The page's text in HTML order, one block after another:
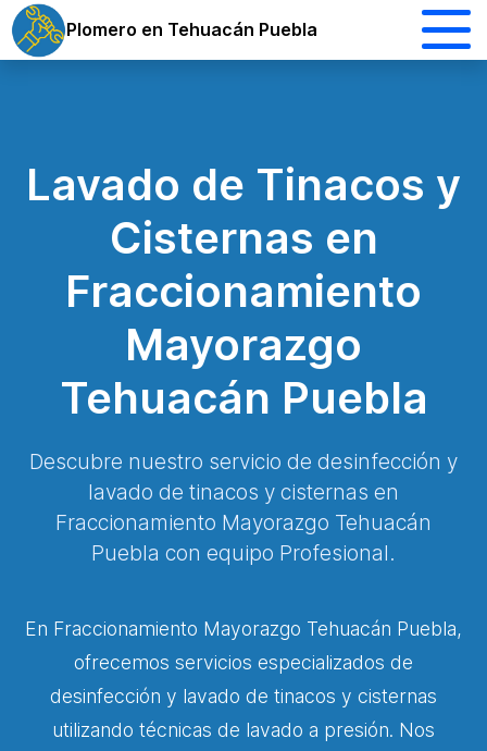
Plomero en Tehuacán Puebla
Lavado de Tinacos y
Cisternas en
Fraccionamiento
Mayorazgo
Tehuacán Puebla
Descubre nuestro servicio de desinfección y
lavado de tinacos y cisternas en
Fraccionamiento Mayorazgo Tehuacán
Puebla con equipo Profesional.
En Fraccionamiento Mayorazgo Tehuacán Puebla,
ofrecemos servicios especializados de
desinfección y lavado de tinacos y cisternas
utilizando técnicas de lavado a presión. Nos